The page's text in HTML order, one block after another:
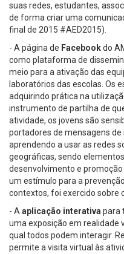
suas redes, estudantes,
de forma criar uma
final de 2015 #AED2015).
- A página de Facebookdo
como plataforma de
meio para a ativação das
laboratórios das escolas. Os
adquirindo prática na
instrumento de partilha de
atividade, os jovens são
portadores de mensagens
aprendendo a usar as redes
geográficas, sendo
desenvolvimento e
um estímulo para a
contextos, foi exercido sobre
- A aplicação interativa para
uma exposição em realidade
qual todos podem interagir.
permite a visita virtual às